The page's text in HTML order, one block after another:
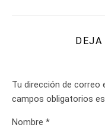
DEJA
Tu dirección de correo
campos obligatorios
Nombre *